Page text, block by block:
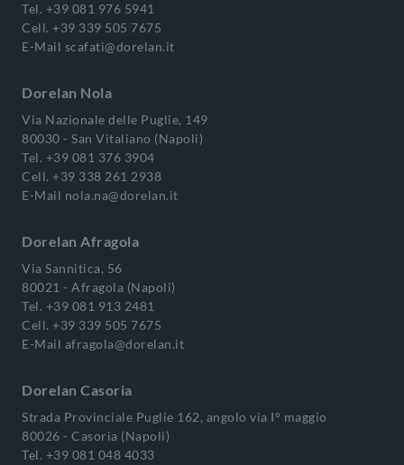
Tel. +39 081 976 5941
Cell. +39 339 505 7675
E-Mail scafati@dorelan.it
Dorelan Nola
Via Nazionale delle Puglie, 149
80030 - San Vitaliano (Napoli)
Tel. +39 081 376 3904
Cell. +39 338 261 2938
E-Mail nola.na@dorelan.it
Dorelan Afragola
Via Sannitica, 56
80021 - Afragola (Napoli)
Tel. +39 081 913 2481
Cell. +39 339 505 7675
E-Mail afragola@dorelan.it
Dorelan Casoria
Strada Provinciale Puglie 162, angolo via I° maggio
80026 - Casoria (Napoli)
Tel. +39 081 048 4033